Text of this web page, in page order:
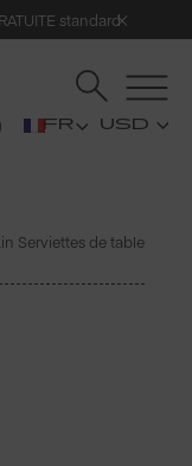
standard
USD
Serviettes de table